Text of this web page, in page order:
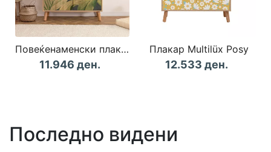
Повеќенаменски плакар Multilüx Saka Sonomo Green Yellow
11.946 ден.
Плакар Multilüx Posy
12.533 ден.
Последно видени